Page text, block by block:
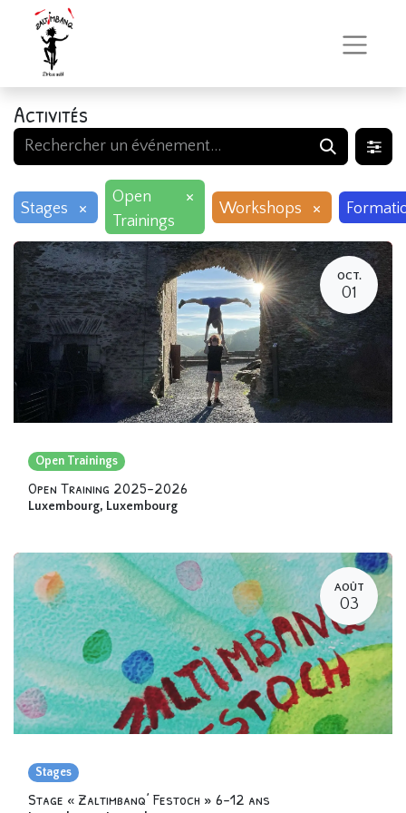
Activités
Stages ×
Open
Trainings
×
Workshops ×
OCT.
01
Open Trainings
Open Training 2025-2026
Luxembourg, Luxembourg
AOÛT
03
Stages
Stage « Zaltimbanq’ Festoch » 6-12 ans